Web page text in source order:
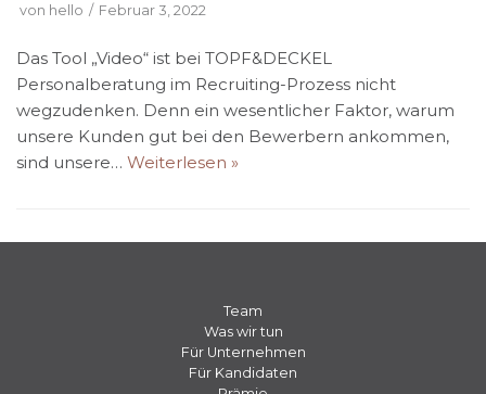
von hello Februar 3, 2022
Das Tool „Video“ ist bei TOPF&DECKEL
Personalberatung im Recruiting-Prozess nicht
wegzudenken. Denn ein wesentlicher Faktor, warum
unsere Kunden gut bei den Bewerbern ankommen,
sind unsere… Weiterlesen »
Team
Was wir tun
Für Unternehmen
Für Kandidaten